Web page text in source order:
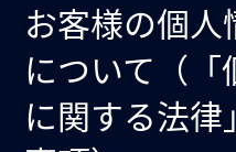
お客様の個
について（
に関する法